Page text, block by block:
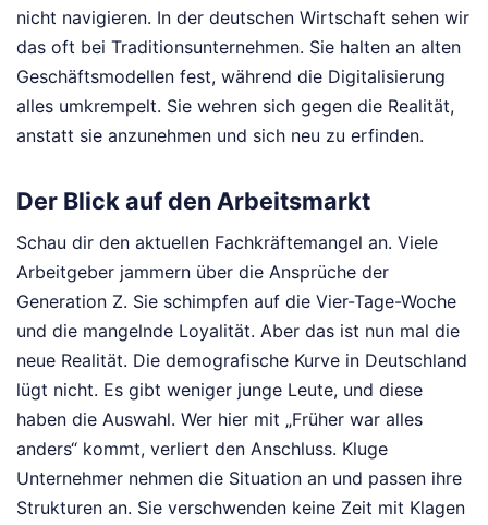
nicht navigieren. In der deutschen Wirtschaft sehen wir
das oft bei Traditionsunternehmen. Sie halten an alten
Geschäftsmodellen fest, während die Digitalisierung
alles umkrempelt. Sie wehren sich gegen die Realität,
anstatt sie anzunehmen und sich neu zu erfinden.
Der Blick auf den Arbeitsmarkt
Schau dir den aktuellen Fachkräftemangel an. Viele
Arbeitgeber jammern über die Ansprüche der
Generation Z. Sie schimpfen auf die Vier-Tage-Woche
und die mangelnde Loyalität. Aber das ist nun mal die
neue Realität. Die demografische Kurve in Deutschland
lügt nicht. Es gibt weniger junge Leute, und diese
haben die Auswahl. Wer hier mit „Früher war alles
anders“ kommt, verliert den Anschluss. Kluge
Unternehmer nehmen die Situation an und passen ihre
Strukturen an. Sie verschwenden keine Zeit mit Klagen